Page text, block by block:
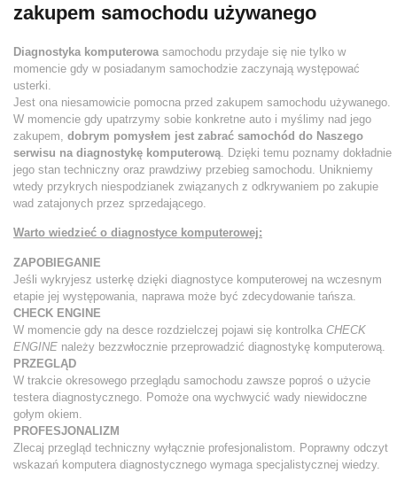
zakupem samochodu używanego
Diagnostyka komputerowa samochodu przydaje się nie tylko w
momencie gdy w posiadanym samochodzie zaczynają występować
usterki.
Jest ona niesamowicie pomocna przed zakupem samochodu używanego.
W momencie gdy upatrzymy sobie konkretne auto i myślimy nad jego
zakupem, dobrym pomysłem jest zabrać samochód do Naszego
serwisu na diagnostykę komputerową . Dzięki temu poznamy dokładnie
jego stan techniczny oraz prawdziwy przebieg samochodu. Unikniemy
wtedy przykrych niespodzianek związanych z odkrywaniem po zakupie
wad zatajonych przez sprzedającego.
Warto wiedzieć o diagnostyce komputerowej:
ZAPOBIEGANIE
Jeśli wykryjesz usterkę dzięki diagnostyce komputerowej na wczesnym
etapie jej występowania, naprawa może być zdecydowanie tańsza.
CHECK ENGINE
W momencie gdy na desce rozdzielczej pojawi się kontrolka CHECK
ENGINE należy bezzwłocznie przeprowadzić diagnostykę komputerową.
PRZEGLĄD
W trakcie okresowego przeglądu samochodu zawsze poproś o użycie
testera diagnostycznego. Pomoże ona wychwycić wady niewidoczne
gołym okiem.
PROFESJONALIZM
Zlecaj przegląd techniczny wyłącznie profesjonalistom. Poprawny odczyt
wskazań komputera diagnostycznego wymaga specjalistycznej wiedzy.